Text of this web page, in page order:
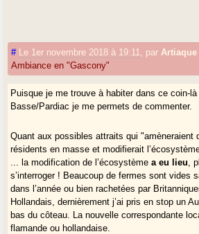
Vasconie rurale, cette vision peut paraitre
camembert !
Enfin, Gérard, tu évoques à la fin de tongran
précisément par sa publicité de par le
des livres comme ceux de David McAninch,
touristes ou des néo-résidents en masse, et
système.
J’ai eu cette pensée à Lectoure, ce dimanche
en observant la foule plutôt touristique, et les
"Gascony estate agency"...
Mais en même temps, c’était très
# Le 1er novembre 2018 à 19:11 par Artiaque
Ambiance en "Gascony"
Puisque je me trouve à habiter dans ce coin-
Basse/Pardiac je me permets de commenter.
Quant aux possibles attraits qui "amèneraient
résidents en masse et modifierait
... la modification de l’écosystèmea eu lieu ,
s’interroger ! Beaucoup de fermes sont vides
dans l’année ou bien rachetées par
Hollandais, dernièrement j’ai pris en stop un
bas du côteau. La nouvelle correspondante
flamande ou hollandaise.